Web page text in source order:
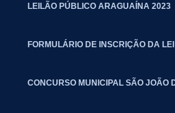
LEILÃO PÚBLICO ARAGUAÍNA 2023
FORMULÁRIO DE INSCRIÇÃO DA
CONCURSO MUNICIPAL SÃO JOÃO